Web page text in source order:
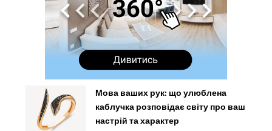
Мова ваших рук: що улюблена
каблучка розповідає світу про ваш
настрій та характер